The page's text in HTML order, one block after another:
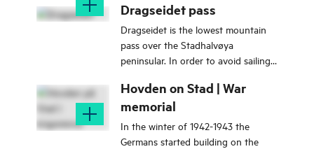
Dragseidet pass
Dragseidet is the lowest mountain
pass over the Stadhalvøya
peninsular. In order to avoid sailing
seafarers from prehistoric times
dragged their boats over logs –
hence the name Dragseidet pass.
Hovden on Stad | War
memorial
In the winter of 1942-1943 the
Germans started building on the